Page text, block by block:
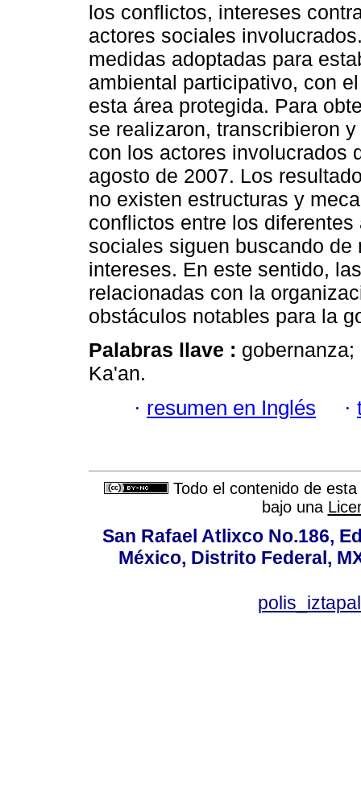
los conflictos, intereses
actores sociales
medidas adoptadas para
ambiental participativo, con
esta área protegida. Para
se realizaron, transcribieron
con los actores involucrados
agosto de 2007. Los
no existen estructuras y
conflictos entre los
sociales siguen buscando
intereses. En este sentido,
relacionadas con la
obstáculos notables para la
Palabras llave :
Ka'an.
· resumen en Inglés ·
Todo el contenido de
bajo una
San Rafael Atlixco No.186,
México, Distrito Federal,